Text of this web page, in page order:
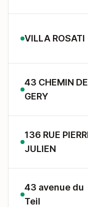
VILLA ROSATI
43 CHEMIN DE
GERY
136 RUE
JULIEN
43 avenue du
Teil